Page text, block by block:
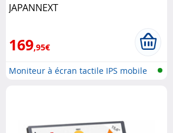
JAPANNEXT
169,95€
Moniteur à écran tactile IPS mobile